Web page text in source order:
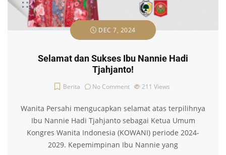
DEC 7, 2024
Selamat dan Sukses Ibu Nannie Hadi
Tjahjanto!
Berita No Comment 211 Views
Wanita Persahi mengucapkan selamat atas terpilihnya
Ibu Nannie Hadi Tjahjanto sebagai Ketua Umum
Kongres Wanita Indonesia (KOWANI) periode 2024-
2029. Kepemimpinan Ibu Nannie yang